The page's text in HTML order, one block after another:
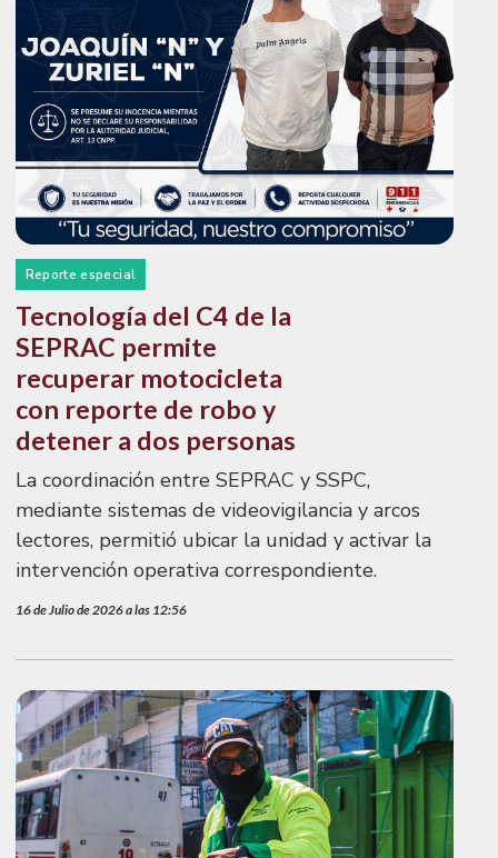
Reporte especial
Tecnología del C4 de la
SEPRAC permite
recuperar motocicleta
con reporte de robo y
detener a dos personas
La coordinación entre SEPRAC y SSPC,
mediante sistemas de videovigilancia y arcos
lectores, permitió ubicar la unidad y activar la
intervención operativa correspondiente.
16 de Julio de 2026 a las 12:56